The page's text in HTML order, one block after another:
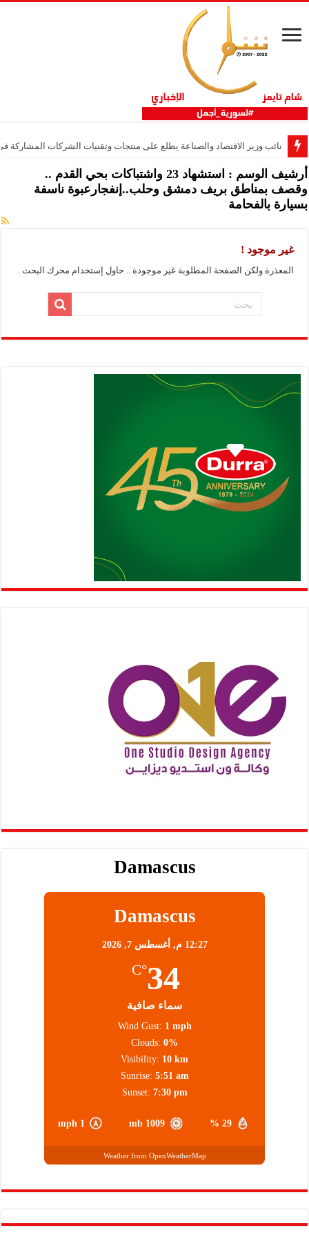
نائب وزير الاقتصاد والصناعة يطلع على منتجات وتقنيات الشركات المشاركة في
أرشيف الوسم :
استشهاد 23 واشتباكات بحي القدم ..
وقصف بمناطق بريف دمشق وحلب..إنفجارعبوة ناسفة
بسيارة بالفحامة
غير موجود !
المعذرة ولكن الصفحة المطلوبة غير موجودة .. حاول إستخدام محرك البحث .
Damascus
Damascus
12:27 م, أغسطس 7, 2026
34
°C
سماء صافية
29 %
1009 mb
1 mph
Wind Gust: 1 mph
Clouds: 0%
Visibility: 10 km
Sunrise: 5:51 am
Sunset: 7:30 pm
Weather from OpenWeatherMap